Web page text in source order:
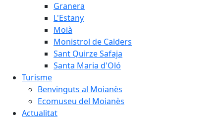
Granera
L'Estany
Moià
Monistrol de Calders
Sant Quirze Safaja
Santa Maria d'Oló
Turisme
Benvinguts al Moianès
Ecomuseu del Moianès
Actualitat